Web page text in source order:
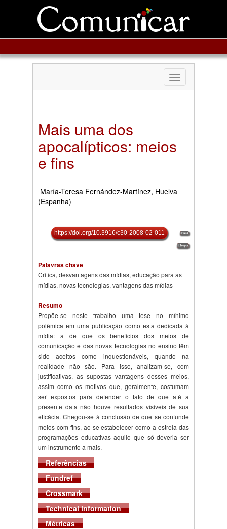
Toggle
navigation
Mais uma dos
apocalípticos: meios
e fins
María-Teresa Fernández-Martínez, Huelva
(Espanha)
https://doi.org/10.3916/c30-2008-02-011
Palavras chave
Crítica, desvantagens das mídias, educação para as
mídias, novas tecnologias, vantagens das mídias
Resumo
Propõe-se neste trabalho uma tese no mínimo
polêmica em uma publicação como esta dedicada à
mídia: a de que os benefícios dos meios de
comunicação e das novas tecnologias no ensino têm
sido aceitos como inquestionáveis, quando na
realidade não são. Para isso, analizam-se, com
justificativas, as supostas vantagens desses meios,
assim como os motivos que, geralmente, costumam
ser expostos para defender o fato de que até a
presente data não houve resultados visíveis de sua
eficácia. Chegou-se à conclusão de que se confunde
meios com fins, ao se estabelecer como a estrela das
programações educativas aquilo que só deveria ser
um instrumento a mais.
Referências
Fundref
Crossmark
Technical information
Métricas